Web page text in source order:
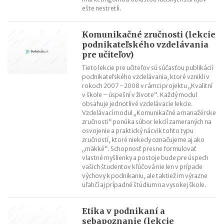
ešte nestretli.
Komunikačné zručnosti (lekcie
podnikateľského vzdelávania
pre učiteľov)
Tieto lekcie pre učiteľov sú súčasťou publikácií
podnikateľského vzdelávania, ktoré vznikli v
rokoch 2007 - 2008 v rámci projektu „Kvalitní
v škole – úspešní v živote“. Každý modul
obsahuje jednotlivé vzdelávacie lekcie.
Vzdelávací modul „Komunikačné a manažérske
zručnosti“ ponúka súbor lekcií zameraných na
osvojenie a praktický nácvik tohto typu
zručností, ktoré niekedy označujeme aj ako
„mäkké“. Schopnosť presne formulovať
vlastné myšlienky a postoje bude pre úspech
vašich študentov kľúčová nie len v prípade
výchovy k podnikaniu, ale taktiež im výrazne
uľahčí aj prípadné štúdium na vysokej škole.
Etika v podnikaní a
sebapoznanie (lekcie